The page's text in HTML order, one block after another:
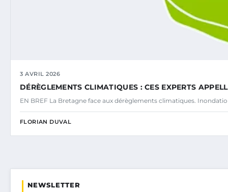
3 AVRIL 2026
DÉRÈGLEMENTS CLIMATIQUES : CES EXPERTS
EN BREF La Bretagne face aux dérèglements climatiques.
FLORIAN DUVAL
NEWSLETTER